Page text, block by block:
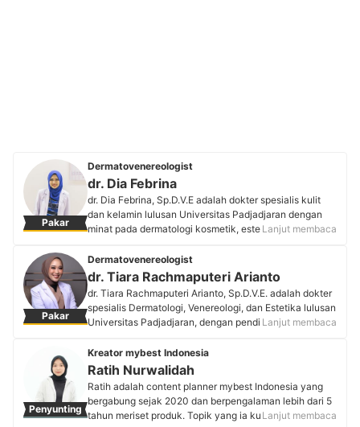
Pakar
Dermatovenereologist
dr. Dia Febrina
dr. Dia Febrina, Sp.D.V.E adalah dokter spesialis kulit
dan kelamin lulusan Universitas Padjadjaran dengan
minat pada dermatologi kosmetik, estetik, dan tumor
Dr. Derm Skin Care, beliau aktif mengedukasi
masyarakat tentang kesehatan kulit dan estetik melalui
konsultasi langsung maupun media sosial demi
menghadirkan layanan yang komprehensif. Edukasinya
menjadi rujukan terpercaya dalam kesehatan kulit dan
estetik di Bekasi.
Lanjut membaca
Pakar
Dermatovenereologist
dr. Tiara Rachmaputeri Arianto
dr. Tiara Rachmaputeri Arianto, Sp.D.V.E. adalah dokter
spesialis Dermatologi, Venereologi, dan Estetika lulusan
Universitas Padjadjaran, dengan pendidikan
aktif berpraktik di rumah sakit serta klinik kulit dan
estetika di Jakarta dan Depok. dr. Tiara memiliki minat
pada terapi estetika, penyakit kulit, serta edukasi
kesehatan, dan juga aktif dalam kegiatan akademik
serta penelitian dengan publikasi ilmiah nasional dan
Lanjut membaca
Penyunting
Kreator mybest Indonesia
Ratih Nurwalidah
Ratih adalah content planner mybest Indonesia yang
bergabung sejak 2020 dan berpengalaman lebih dari 5
tahun meriset produk. Topik yang ia kuasai, seperti
Lanjut membaca